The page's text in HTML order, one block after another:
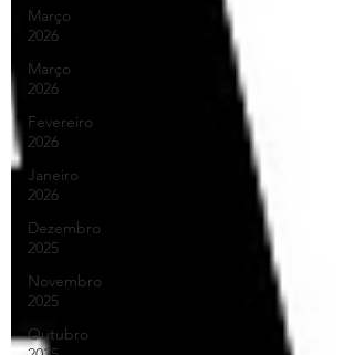
Março
2026
Março
2026
Fevereiro
2026
Janeiro
2026
Dezembro
2025
Novembro
2025
Outubro